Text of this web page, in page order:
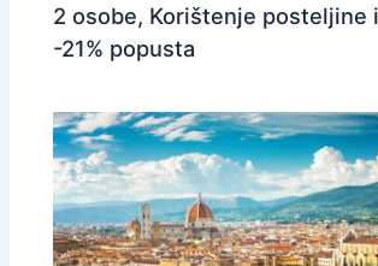
2 osobe, Korištenje posteljine
-21% popusta